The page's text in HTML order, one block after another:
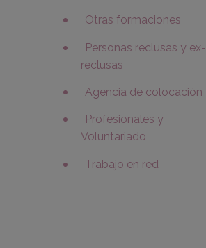
Otras formaciones
Personas reclusas y ex-
reclusas
Agencia de colocación
Profesionales y
Voluntariado
Trabajo en red